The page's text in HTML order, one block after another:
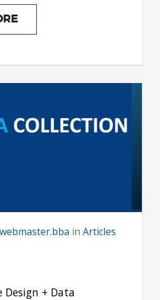
webmaster.bba in Articles
+ Data